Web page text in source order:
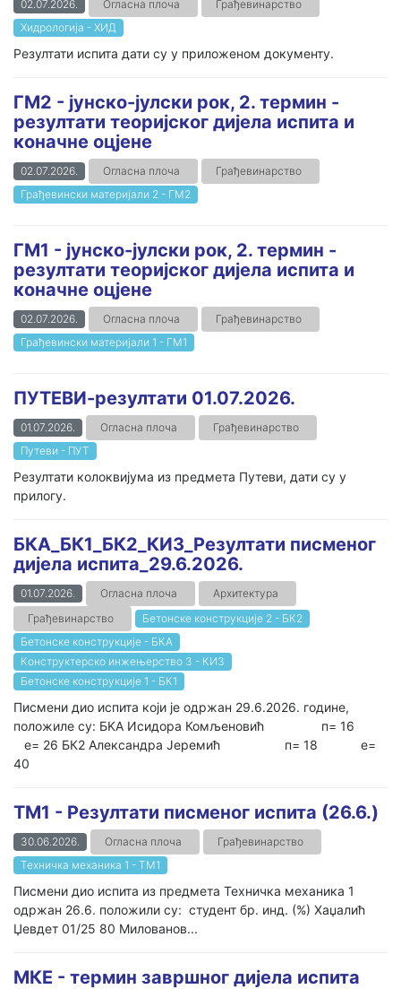
02.07.2026. Огласна плоча
Грађевинарство
Хидрологија - ХИД
Резултати испита дати су у приложеном документу.
ГМ2 - јунско-јулски рок, 2. термин -
резултати теоријског дијела испита и
коначне оцјене
02.07.2026. Огласна плоча
Грађевинарство
Грађевински материјали 2 - ГМ2
ГМ1 - јунско-јулски рок, 2. термин -
резултати теоријског дијела испита и
коначне оцјене
02.07.2026. Огласна плоча
Грађевинарство
Грађевински материјали 1 - ГМ1
ПУТЕВИ-резултати 01.07.2026.
01.07.2026. Огласна плоча
Грађевинарство
Путеви - ПУТ
Резултати колоквијума из предмета Путеви, дати су у
прилогу.
БКА_БК1_БК2_КИ3_Резултати писменог
дијела испита_29.6.2026.
01.07.2026. Огласна плоча
Архитектура
Грађевинарство
Бетонске конструкције 2 - БК2
Бетонске конструкције - БКА
Конструктерско инжењерство 3 - КИ3
Бетонске конструкције 1 - БК1
Писмени дио испита који је одржан 29.6.2026. године,
положиле су: БKA Исидора Комљеновић п= 16
е= 26 БК2 Александра Јеремић п= 18 е=
40
ТМ1 - Резултати писменог испита (26.6.)
30.06.2026. Огласна плоча
Грађевинарство
Техничка механика 1 - ТМ1
Писмени дио испита из предмета Техничка механика 1
одржан 26.6. положили су: студент бр. инд. (%) Хаџалић
Џевдет 01/25 80 Милованов...
МКЕ - термин завршног дијела испита